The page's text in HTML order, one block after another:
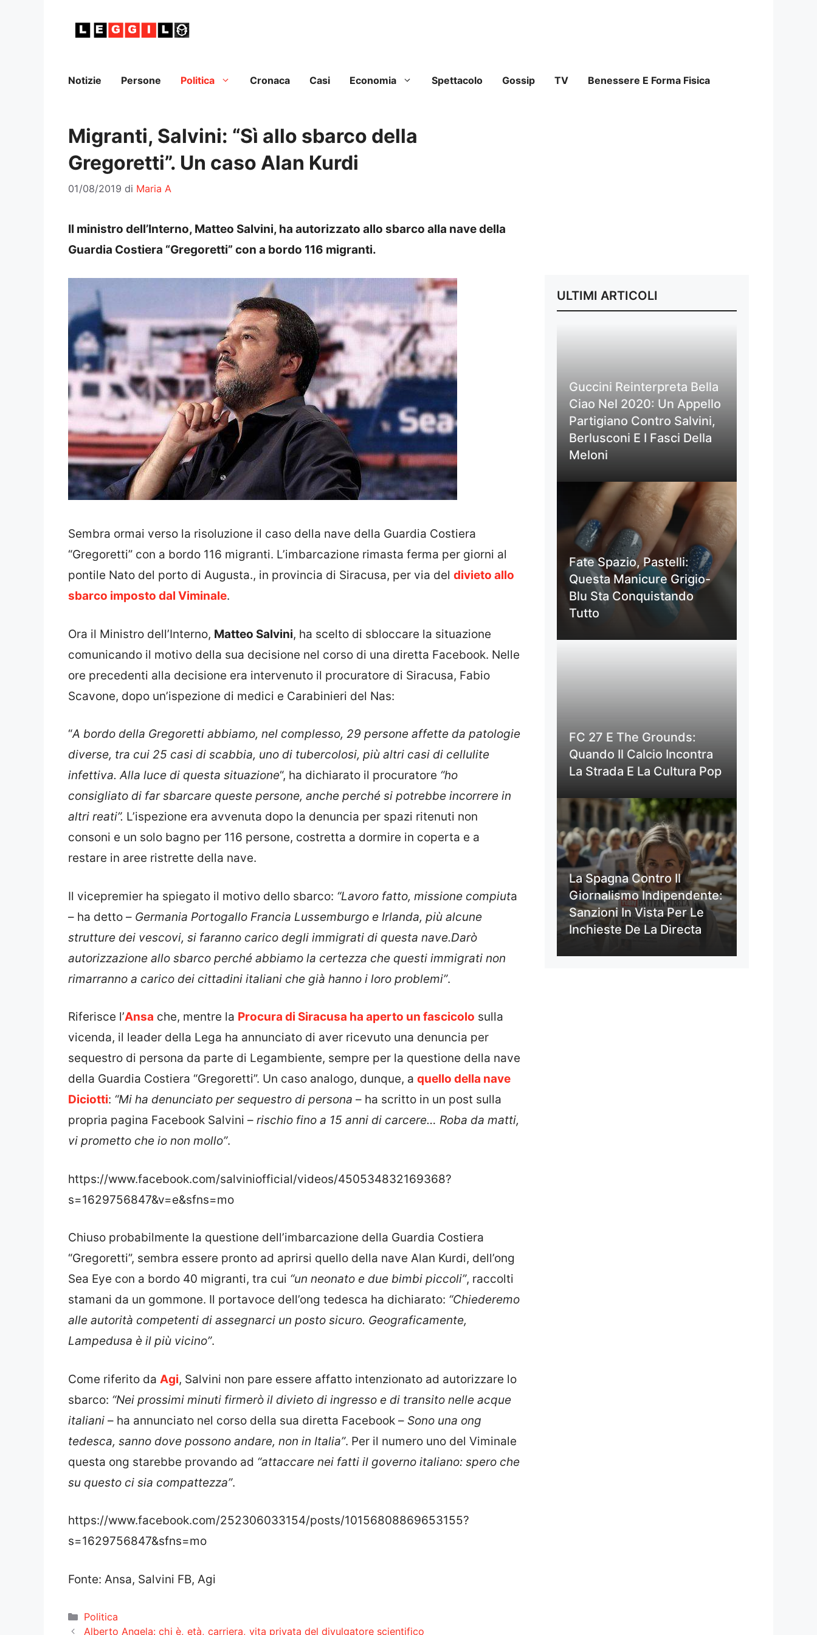
Notizie Persone Politica Cronaca Casi Economia Spettacolo Gossip TV Benessere E Forma Fisica
Migranti, Salvini: “Sì allo sbarco della
Gregoretti”. Un caso Alan Kurdi
01/08/2019 di Maria A
Il ministro dell’Interno, Matteo Salvini, ha autorizzato allo sbarco alla nave della
Guardia Costiera “Gregoretti” con a bordo 116 migranti.
Sembra ormai verso la risoluzione il caso della nave della Guardia Costiera
“Gregoretti” con a bordo 116 migranti. L’imbarcazione rimasta ferma per giorni al
pontile Nato del porto di Augusta., in provincia di Siracusa, per via del divieto allo
sbarco imposto dal Viminale.
Ora il Ministro dell’Interno, Matteo Salvini, ha scelto di sbloccare la situazione
comunicando il motivo della sua decisione nel corso di una diretta Facebook. Nelle
ore precedenti alla decisione era intervenuto il procuratore di Siracusa, Fabio
Scavone, dopo un’ispezione di medici e Carabinieri del Nas:
“A bordo della Gregoretti abbiamo, nel complesso, 29 persone affette da patologie
diverse, tra cui 25 casi di scabbia, uno di tubercolosi, più altri casi di cellulite
infettiva. Alla luce di questa situazione“, ha dichiarato il procuratore “ho
consigliato di far sbarcare queste persone, anche perché si potrebbe incorrere in
altri reati”. L’ispezione era avvenuta dopo la denuncia per spazi ritenuti non
consoni e un solo bagno per 116 persone, costretta a dormire in coperta e a
restare in aree ristrette della nave.
Il vicepremier ha spiegato il motivo dello sbarco: “Lavoro fatto, missione compiuta
– ha detto – Germania Portogallo Francia Lussemburgo e Irlanda, più alcune
strutture dei vescovi, si faranno carico degli immigrati di questa nave.Darò
autorizzazione allo sbarco perché abbiamo la certezza che questi immigrati non
rimarranno a carico dei cittadini italiani che già hanno i loro problemi”.
Riferisce l’Ansa che, mentre la Procura di Siracusa ha aperto un fascicolo sulla
vicenda, il leader della Lega ha annunciato di aver ricevuto una denuncia per
sequestro di persona da parte di Legambiente, sempre per la questione della nave
della Guardia Costiera “Gregoretti”. Un caso analogo, dunque, a quello della nave
Diciotti: “Mi ha denunciato per sequestro di persona – ha scritto in un post sulla
propria pagina Facebook Salvini – rischio fino a 15 anni di carcere… Roba da matti,
vi prometto che io non mollo”.
https://www.facebook.com/salviniofficial/videos/450534832169368?
s=1629756847&v=e&sfns=mo
Chiuso probabilmente la questione dell’imbarcazione della Guardia Costiera
“Gregoretti”, sembra essere pronto ad aprirsi quello della nave Alan Kurdi, dell’ong
Sea Eye con a bordo 40 migranti, tra cui “un neonato e due bimbi piccoli”, raccolti
stamani da un gommone. Il portavoce dell’ong tedesca ha dichiarato: “Chiederemo
alle autorità competenti di assegnarci un posto sicuro. Geograficamente,
Lampedusa è il più vicino”.
Come riferito da Agi, Salvini non pare essere affatto intenzionato ad autorizzare lo
sbarco: “Nei prossimi minuti firmerò il divieto di ingresso e di transito nelle acque
italiani – ha annunciato nel corso della sua diretta Facebook – Sono una ong
tedesca, sanno dove possono andare, non in Italia”. Per il numero uno del Viminale
questa ong starebbe provando ad “attaccare nei fatti il governo italiano: spero che
su questo ci sia compattezza”.
https://www.facebook.com/252306033154/posts/10156808869653155?
s=1629756847&sfns=mo
Fonte: Ansa, Salvini FB, Agi
Categorie
Politica
Alberto Angela: chi è, età, carriera, vita privata del divulgatore scientifico
ULTIMI ARTICOLI
Guccini Reinterpreta Bella
Ciao Nel 2020: Un Appello
Partigiano Contro Salvini,
Berlusconi E I Fasci Della
Meloni
Fate Spazio, Pastelli:
Questa Manicure Grigio-
Blu Sta Conquistando
Tutto
FC 27 E The Grounds:
Quando Il Calcio Incontra
La Strada E La Cultura Pop
La Spagna Contro Il
Giornalismo Indipendente:
Sanzioni In Vista Per Le
Inchieste De La Directa